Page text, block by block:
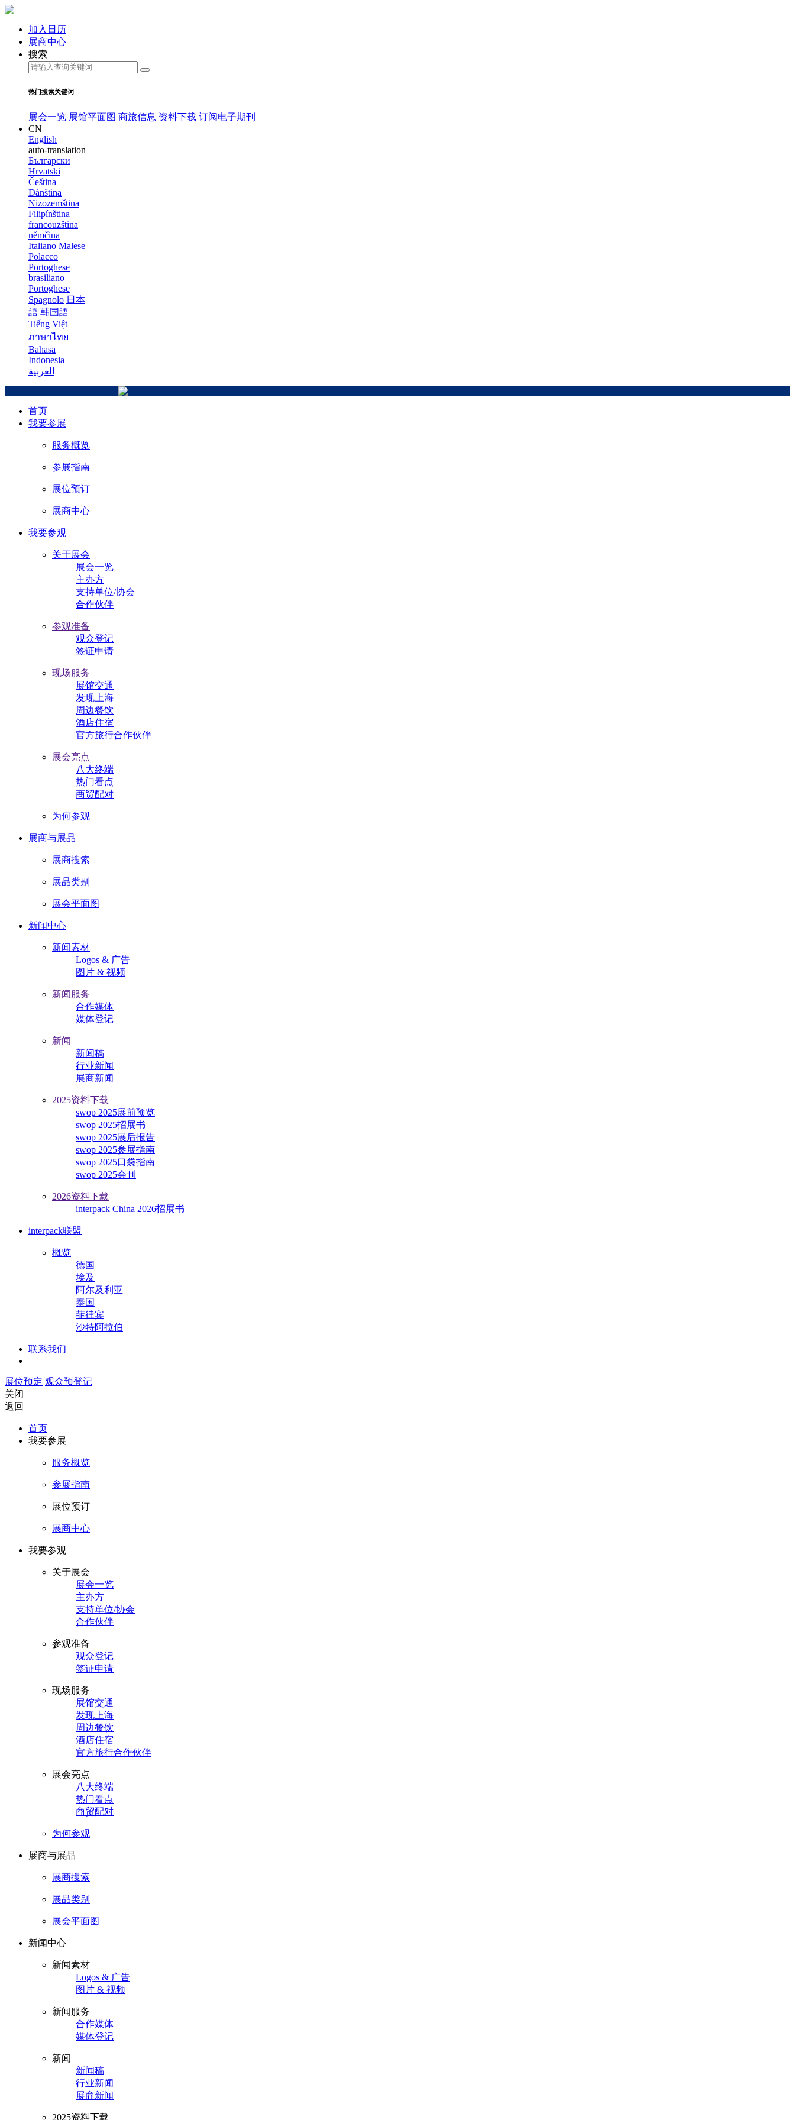
加入日历
展商中心
搜索
热门搜索关键词
展会一览 展馆平面图 商旅信息 资料下载 订阅电子期刊
CN
English
auto-translation
Български
Hrvatski
Čeština
Dánština
Nizozemština
Filipínština
francouzština
němčina
Italiano Malese
Polacco
Portoghese
brasiliano
Portoghese
Spagnolo 日本
語 韩国語
Tiếng Việt
ภาษาไทย
Bahasa
Indonesia
العربية
首页
我要参展
服务概览
参展指南
展位预订
展商中心
我要参观
关于展会
展会一览
主办方
支持单位/协会
合作伙伴
参观准备
观众登记
签证申请
现场服务
展馆交通
发现上海
周边餐饮
酒店住宿
官方旅行合作伙伴
展会亮点
八大终端
热门看点
商贸配对
为何参观
展商与展品
展商搜索
展品类别
展会平面图
新闻中心
新闻素材
Logos & 广告
图片 & 视频
新闻服务
合作媒体
媒体登记
新闻
新闻稿
行业新闻
展商新闻
2025资料下载
swop 2025展前预览
swop 2025招展书
swop 2025展后报告
swop 2025参展指南
swop 2025口袋指南
swop 2025会刊
2026资料下载
interpack China 2026招展书
interpack联盟
概览
德国
埃及
阿尔及利亚
泰国
菲律宾
沙特阿拉伯
联系我们
展位预定 观众预登记
关闭
返回
首页
我要参展
服务概览
参展指南
展位预订
展商中心
我要参观
关于展会
展会一览
主办方
支持单位/协会
合作伙伴
参观准备
观众登记
签证申请
现场服务
展馆交通
发现上海
周边餐饮
酒店住宿
官方旅行合作伙伴
展会亮点
八大终端
热门看点
商贸配对
为何参观
展商与展品
展商搜索
展品类别
展会平面图
新闻中心
新闻素材
Logos & 广告
图片 & 视频
新闻服务
合作媒体
媒体登记
新闻
新闻稿
行业新闻
展商新闻
2025资料下载